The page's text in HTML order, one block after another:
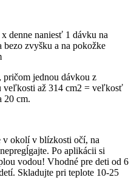
x denne naniesť 1 dávku na
bezo zvyšku a na pokožke
pričom jednou dávkou z
veľkosti až 314 cm2 = veľkosť
20 cm.
v okolí v blízkosti očí, na
Po aplikácii si
vodou! Vhodné pre deti od 6
Skladujte pri teplote 10-25